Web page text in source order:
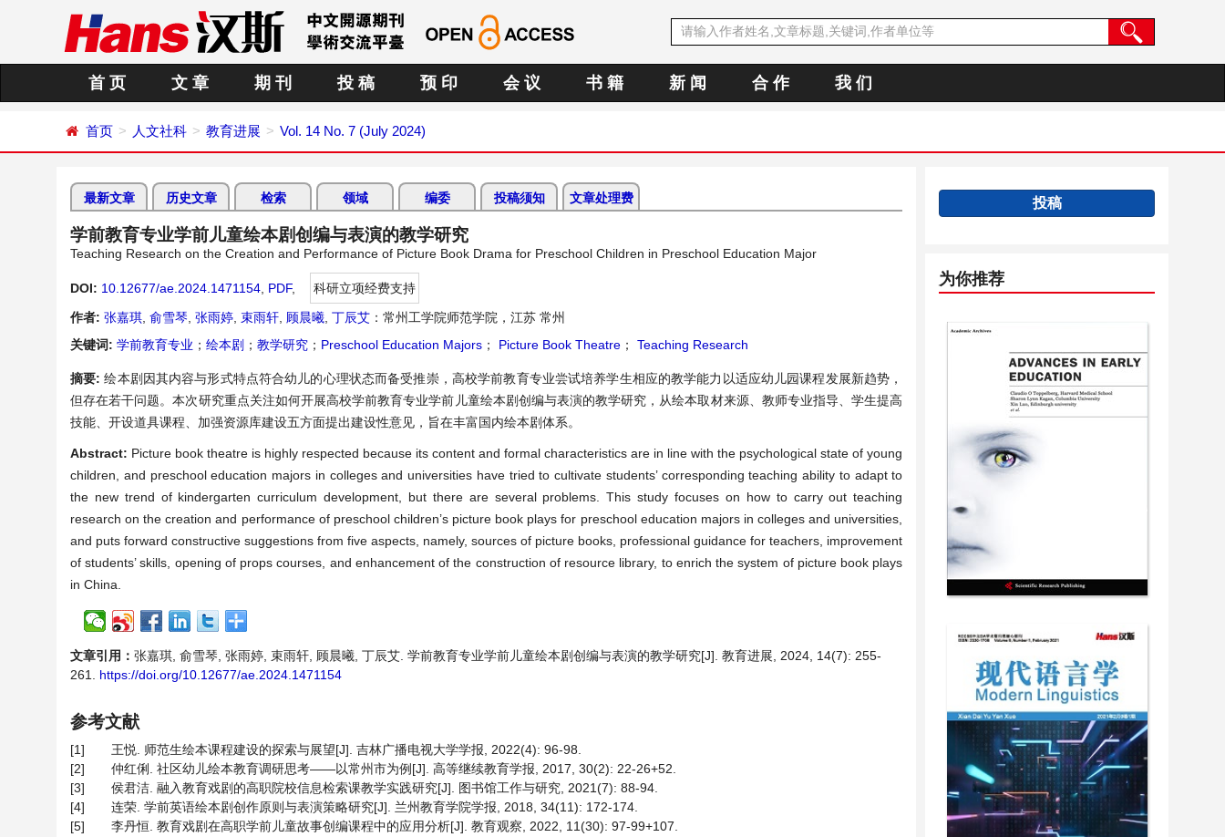
首 页 文 章 期 刊 投 稿 预 印 会 议 书 籍 新 闻 合 作 我 们
首页 人文社科 教育进展 Vol. 14 No. 7 (July 2024)
最新文章 历史文章 检索 领域 编委 投稿须知 文章处理费
学前教育专业学前儿童绘本剧创编与表演的教学研究
Teaching Research on the Creation and Performance of Picture Book Drama for Preschool Children in Preschool Education Major
DOI: 10.12677/ae.2024.1471154 PDF,
科研立项经费支持
作者: 张嘉琪 俞雪琴 张雨婷 束雨轩 顾晨曦 丁辰艾 ：常州工学院师范学院，江苏 常州
关键词: 学前教育专业 ； 绘本剧 ； 教学研究 ； Preschool Education Majors ； Picture Book Theatre ； Teaching Research
摘要:绘本剧因其内容与形式特点符合幼儿的心理状态而备受推崇，高校学前教育专业尝试培养学生相应的教学能力以适应幼儿园课程发展新趋势，
但存在若干问题。本次研究重点关注如何开展高校学前教育专业学前儿童绘本剧创编与表演的教学研究，从绘本取材来源、教师专业指导、学生提高
技能、开设道具课程、加强资源库建设五方面提出建设性意见，旨在丰富国内绘本剧体系。
Abstract: Picture book theatre is highly respected because its content and formal characteristics are in line with the psychological state of young
children, and preschool education majors in colleges and universities have tried to cultivate students’ corresponding teaching ability to adapt to
the new trend of kindergarten curriculum development, but there are several problems. This study focuses on how to carry out teaching
research on the creation and performance of preschool children’s picture book plays for preschool education majors in colleges and universities,
and puts forward constructive suggestions from five aspects, namely, sources of picture books, professional guidance for teachers, improvement
of students’ skills, opening of props courses, and enhancement of the construction of resource library, to enrich the system of picture book plays
in China.
文章引用： 张嘉琪, 俞雪琴, 张雨婷, 束雨轩, 顾晨曦, 丁辰艾. 学前教育专业学前儿童绘本剧创编与表演的教学研究[J]. 教育进展, 2024, 14(7): 255-
261. https://doi.org/10.12677/ae.2024.1471154
参考文献
[1]
王悦. 师范生绘本课程建设的探索与展望[J]. 吉林广播电视大学学报, 2022(4): 96-98.
[2]
仲红俐. 社区幼儿绘本教育调研思考——以常州市为例[J]. 高等继续教育学报, 2017, 30(2): 22-26+52.
[3]
侯君洁. 融入教育戏剧的高职院校信息检索课教学实践研究[J]. 图书馆工作与研究, 2021(7): 88-94.
[4]
连荣. 学前英语绘本剧创作原则与表演策略研究[J]. 兰州教育学院学报, 2018, 34(11): 172-174.
[5]
李丹恒. 教育戏剧在高职学前儿童故事创编课程中的应用分析[J]. 教育观察, 2022, 11(30): 97-99+107.
投稿
为你推荐